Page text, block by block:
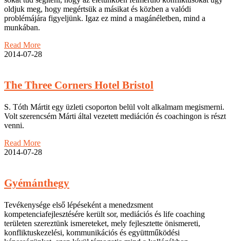
oldjuk meg, hogy megértsük a másikat és közben a valódi
problémájára figyeljünk. Igaz ez mind a magánéletben, mind a
munkában.
Read More
2014-07-28
The Three Corners Hotel Bristol
S. Tóth Mártit egy üzleti csoporton belül volt alkalmam megismerni.
Volt szerencsém Márti által vezetett mediáción és coachingon is részt
venni.
Read More
2014-07-28
Gyémánthegy
Tevékenysége első lépéseként a menedzsment
kompetenciafejlesztésére került sor, mediációs és life coaching
területen szereztünk ismereteket, mely fejlesztette önismereti,
konfliktuskezelési, kommunikációs és együttműködési